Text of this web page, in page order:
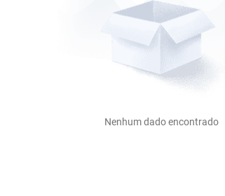
Nenhum dado encontrado